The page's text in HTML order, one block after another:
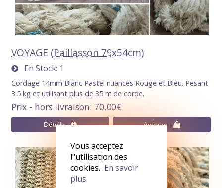
VOYAGE (Paillasson 79x54cm)
En Stock 1
Cordage 14mm Blanc Pastel nuances Rouge et Bleu. Pesant
3.5 kg et utilisant plus de 35 m de corde.
Prix - hors livraison 70,00€
Vous acceptez
l"utilisation des
cookies. En savoir
plus